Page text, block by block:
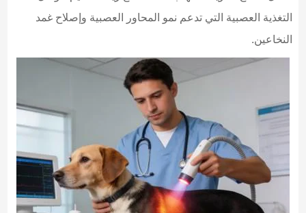
التغذية العصبية التي تدعم نمو المحاور العصبية وإصلاح غمد
النخاعين.